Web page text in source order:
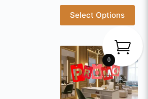
Select Options
0